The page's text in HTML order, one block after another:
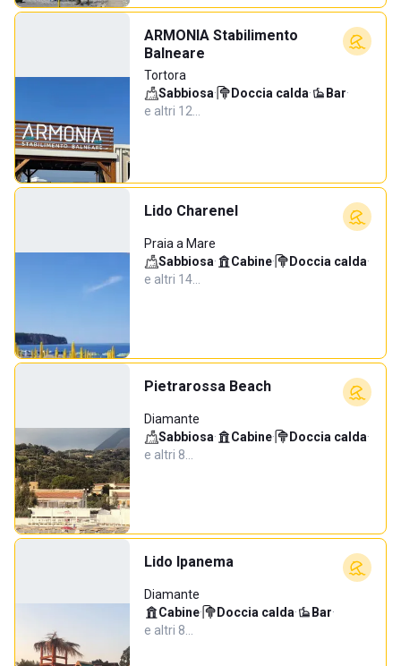
ARMONIA Stabilimento
Balneare
Tortora
Sabbiosa· Doccia calda· Bar·
e altri 12…
Lido Charenel
Praia a Mare
Sabbiosa· Cabine· Doccia calda·
e altri 14…
Pietrarossa Beach
Diamante
Sabbiosa· Cabine· Doccia calda·
e altri 8…
Lido Ipanema
Diamante
Cabine· Doccia calda· Bar·
e altri 8…